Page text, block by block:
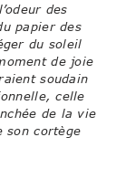
des
papier des
du soleil
de joie
soudain
celle
de la vie
son cortège